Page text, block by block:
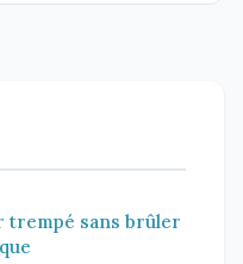
trempé sans brûler